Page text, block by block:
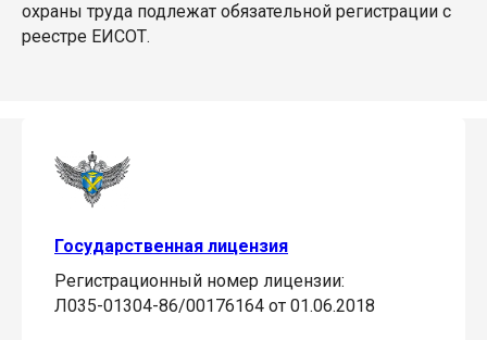
охраны труда подлежат обязательной регистрации с
реестре ЕИСОТ.
Государственная лицензия
Регистрационный номер лицензии:
Л035-01304-86/00176164 от 01.06.2018